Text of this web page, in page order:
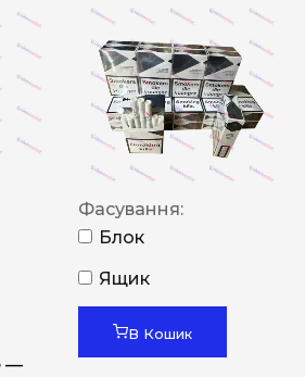
—
Фасування:
Блок
Ящик
В Кошик